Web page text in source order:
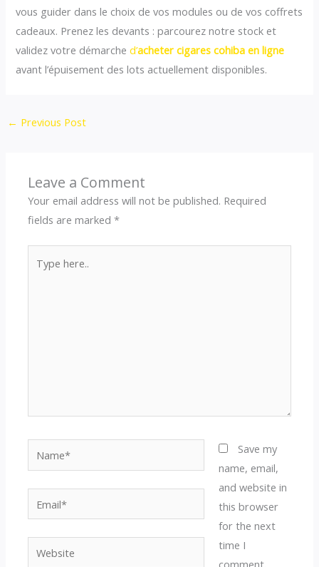
vous guider dans le choix de vos modules ou de vos coffrets
cadeaux. Prenez les devants : parcourez notre stock et
validez votre démarched’acheter cigares cohiba en ligne
avant l’épuisement des lots actuellement disponibles.
← Previous Post
Leave a Comment
Your email address will not be published. Required
fields are marked*
here..
Website
Save my
name, email,
and website in
this browser
for the next
time I